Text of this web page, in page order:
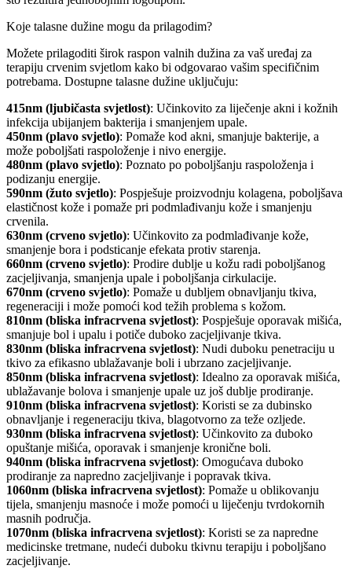
Koje talasne dužine mogu da prilagodim?
Možete prilagoditi širok raspon valnih dužina za vaš uređaj za
terapiju crvenim svjetlom kako bi odgovarao vašim specifičnim
potrebama. Dostupne talasne dužine uključuju:
415nm (ljubičasta svjetlost): Učinkovito za liječenje akni i kožnih
infekcija ubijanjem bakterija i smanjenjem upale.
450nm (plavo svjetlo): Pomaže kod akni, smanjuje bakterije, a
može poboljšati raspoloženje i nivo energije.
480nm (plavo svjetlo): Poznato po poboljšanju raspoloženja i
podizanju energije.
590nm (žuto svjetlo): Pospješuje proizvodnju kolagena, poboljšava
elastičnost kože i pomaže pri podmlađivanju kože i smanjenju
crvenila.
630nm (crveno svjetlo): Učinkovito za podmlađivanje kože,
smanjenje bora i podsticanje efekata protiv starenja.
660nm (crveno svjetlo): Prodire dublje u kožu radi poboljšanog
zacjeljivanja, smanjenja upale i poboljšanja cirkulacije.
670nm (crveno svjetlo): Pomaže u dubljem obnavljanju tkiva,
regeneraciji i može pomoći kod težih problema s kožom.
810nm (bliska infracrvena svjetlost): Pospješuje oporavak mišića,
smanjuje bol i upalu i potiče duboko zacjeljivanje tkiva.
830nm (bliska infracrvena svjetlost): Nudi duboku penetraciju u
tkivo za efikasno ublažavanje boli i ubrzano zacjeljivanje.
850nm (bliska infracrvena svjetlost): Idealno za oporavak mišića,
ublažavanje bolova i smanjenje upale uz još dublje prodiranje.
910nm (bliska infracrvena svjetlost): Koristi se za dubinsko
obnavljanje i regeneraciju tkiva, blagotvorno za teže ozljede.
930nm (bliska infracrvena svjetlost): Učinkovito za duboko
opuštanje mišića, oporavak i smanjenje kronične boli.
940nm (bliska infracrvena svjetlost): Omogućava duboko
prodiranje za napredno zacjeljivanje i popravak tkiva.
1060nm (bliska infracrvena svjetlost): Pomaže u oblikovanju
tijela, smanjenju masnoće i može pomoći u liječenju tvrdokornih
masnih područja.
1070nm (bliska infracrvena svjetlost): Koristi se za napredne
medicinske tretmane, nudeći duboku tkivnu terapiju i poboljšano
zacjeljivanje.